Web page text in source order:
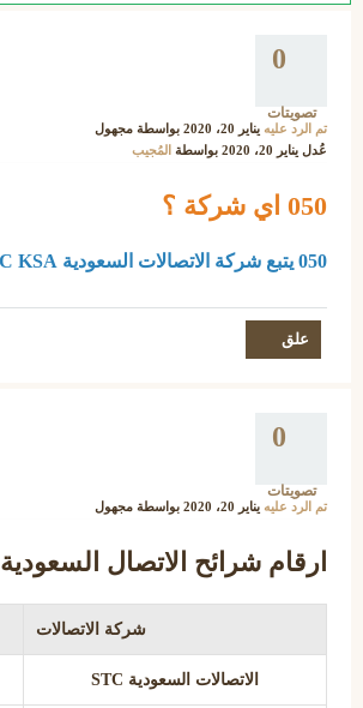
0
تصويتات
تم الرد عليه يناير 20، 2020 بواسطة مجهول
عُدل يناير 20، 2020 بواسطة المُجيب
050 اي شركة ؟
050 يتبع شركة الاتصالات السعودية STC KSA
0
تصويتات
تم الرد عليه يناير 20، 2020 بواسطة مجهول
ارقام شرائح الاتصال السعودية
شركة الاتصالات
الاتصالات السعودية STC